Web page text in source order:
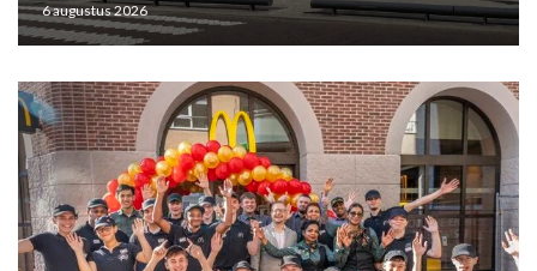
6 augustus 2026